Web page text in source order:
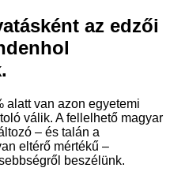
az edzői
alatt van azon egyetemi
válik. A fellelhető magyar
– és talán a
eltérő mértékű –
beszélünk.